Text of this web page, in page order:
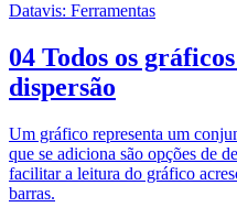
Datavis: Ferramentas
04 Todos os
dispersão
Um gráfico representa um
que se adiciona são opções de
facilitar a leitura do gráfico
barras.